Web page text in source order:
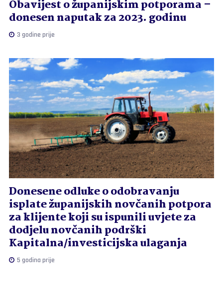
Obavijest o županijskim potporama –
donesen naputak za 2023. godinu
3 godine prije
Donesene odluke o odobravanju
isplate županijskih novčanih potpora
za klijente koji su ispunili uvjete za
dodjelu novčanih podrški
Kapitalna/investicijska ulaganja
5 godina prije